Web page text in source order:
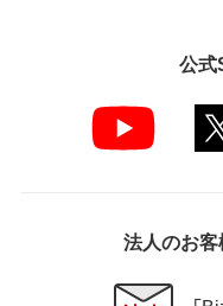
公式
法人のお